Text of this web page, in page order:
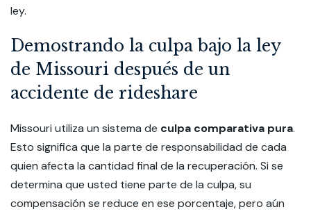
ley.
Demostrando la culpa bajo la ley
de Missouri después de un
accidente de rideshare
Missouri utiliza un sistema de culpa comparativa pura.
Esto significa que la parte de responsabilidad de cada
quien afecta la cantidad final de la recuperación. Si se
determina que usted tiene parte de la culpa, su
compensación se reduce en ese porcentaje, pero aún